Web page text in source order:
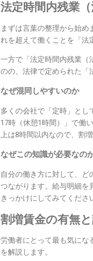
法定時間内残業
まずは言葉の整理から始
れを超えて働くことを「法
一方で「法定時間内残業（
のの、法律で定められた「
なぜ混同しやすいのか
多くの会社で「定時」とし
17時（休憩1時間）」で働
上は8時間以内なので、割
なぜこの知識が必要なの
自分の働き方に対して、
つながります。給与明細を
きっかけにしてみてくださ
割増賃金の有無
労働者にとって最も気にな
を解説します。